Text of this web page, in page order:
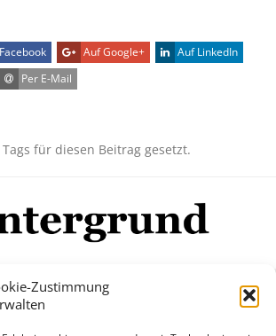
Zustimmung
Auf Google+
Auf LinkedIn
Per E-Mail
für diesen Beitrag gesetzt.